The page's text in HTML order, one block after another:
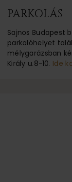
PARKOLÁS
Sajnos Budapest
parkolóhelyet
mélygarázsban
Király u.8-10. Ide